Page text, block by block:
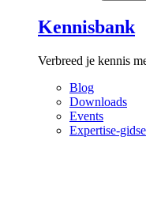
Kennisbank
Verbreed je kennis
Blog
Downloads
Events
Expertise-